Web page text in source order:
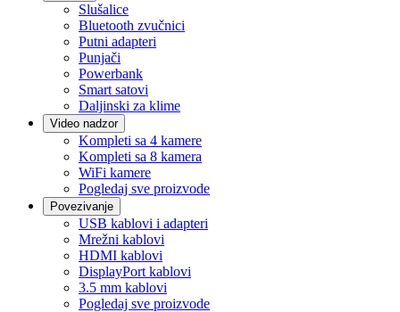
Slušalice
Bluetooth zvučnici
Putni adapteri
Punjači
Powerbank
Smart satovi
Daljinski za klime
Video nadzor
Kompleti sa 4 kamere
Kompleti sa 8 kamera
WiFi kamere
Pogledaj sve proizvode
Povezivanje
USB kablovi i adapteri
Mrežni kablovi
HDMI kablovi
DisplayPort kablovi
3.5 mm kablovi
Pogledaj sve proizvode